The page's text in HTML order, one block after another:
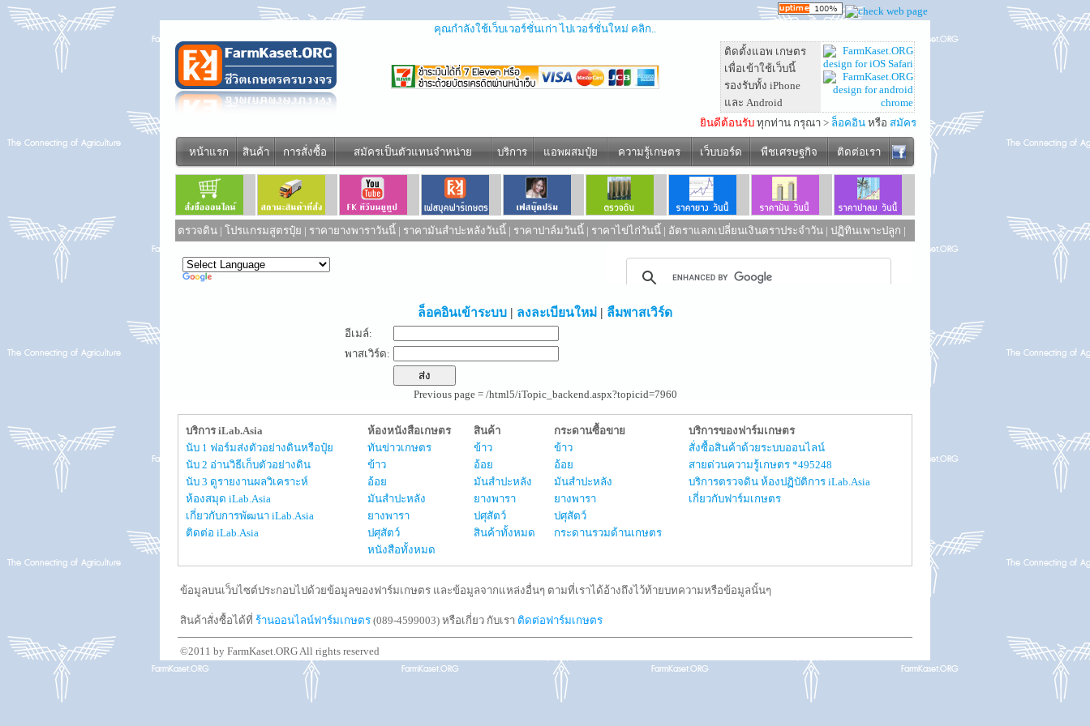
คุณกำลังใช้เว็บเวอร์ชั่นเก่า ไปเวอร์ชั่นใหม่ คลิก..
ติดตั้งแอพ เกษตร
เพื่อเข้าใช้เว็บนี้
รองรับทั้ง iPhone
และ Android
ยินดีต้อนรับ ทุกท่าน กรุณา > ล็อคอิน หรือ สมัคร
หน้าแรก สินค้า การสั่งซื้อ สมัครเป็นตัวแทนจำหน่าย บริการ แอพผสมปุ๋ย ความรู้เกษตร เว็บบอร์ด พืชเศรษฐกิจ ติดต่อเรา
ตรวจดิน | โปรแกรมสูตรปุ๋ย | ราคายางพาราวันนี้ | ราคามันสำปะหลังวันนี้ | ราคาปาล์มวันนี้ | ราคาไข่ไก่วันนี้ | อัตราแลกเปลี่ยนเงินตราประจำวัน | ปฏิทินเพาะปลูก |
ล็อคอินเข้าระบบ | ลงละเบียนใหม่ | ลืมพาสเวิร์ด
อีเมล์:
พาสเวิร์ด:
Previous page = /html5/iTopic_backend.aspx?topicid=7960
บริการ iLab.Asia
นับ 1 ฟอร์มส่งตัวอย่างดินหรือปุ๋ย
นับ 2 อ่านวิธีเก็บตัวอย่างดิน
นับ 3 ดูรายงานผลวิเคราะห์
ห้องสมุด iLab.Asia
เกี่ยวกับการพัฒนา iLab.Asia
ติดต่อ iLab.Asia
ห้องหนังสือเกษตร
ทันข่าวเกษตร
ข้าว
อ้อย
มันสำปะหลัง
ยางพารา
ปศุสัตว์
หนังสือทั้งหมด
สินค้า
ข้าว
อ้อย
มันสำปะหลัง
ยางพารา
ปศุสัตว์
สินค้าทั้งหมด
กระดานซื้อขาย
ข้าว
อ้อย
มันสำปะหลัง
ยางพารา
ปศุสัตว์
กระดานรวมด้านเกษตร
บริการของฟาร์มเกษตร
สั่งซื้อสินค้าด้วยระบบออนไลน์
สายด่วนความรู้เกษตร *495248
บริการตรวจดิน ห้องปฏิบัติการ iLab.Asia
เกี่ยวกับฟาร์มเกษตร
ข้อมูลบนเว็บไซต์ประกอบไปด้วยข้อมูลของฟาร์มเกษตร และข้อมูลจากแหล่งอื่นๆ ตามที่เราได้อ้างถึงไว้ท้ายบทความหรือข้อมูลนั้นๆ
สินค้าสั่งซื้อได้ที่ ร้านออนไลน์ฟาร์มเกษตร (089-4599003) หรือเกี่ยว กับเรา ติดต่อฟาร์มเกษตร
©2011 by FarmKaset.ORG All rights reserved